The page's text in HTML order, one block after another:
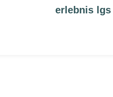
erlebnis lgs